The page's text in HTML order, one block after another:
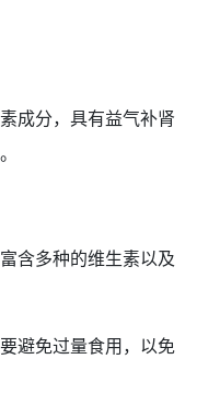
成分，具有益气补肾
。
含多种的维生素以及
避免过量食用，以免